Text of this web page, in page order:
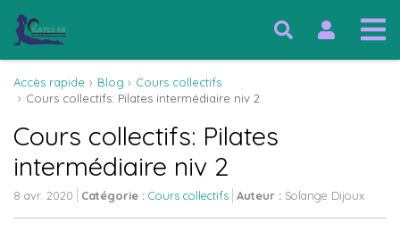
Accès rapide Blog
Cours collectifs
Cours collectifs: Pilates intermédiaire niv 2
Cours collectifs: Pilates
intermédiaire niv 2
8 avr. 2020 Catégorie : Cours collectifs Auteur : Solange Dijoux